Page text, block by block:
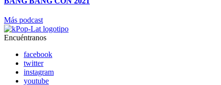
Más podcast
Encuéntranos
facebook
twitter
instagram
youtube